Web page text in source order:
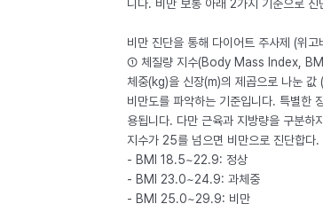
니다. 비만 보통 아래 2가지 기준으로 진
비만 진단을 통해 다이어트 주사제 (위
① 체질량 지수(Body Mass Index,
체중(kg)을 신장(m)의 제곱으로 나눈
비만도를 파악하는 기준입니다. 특별한
용됩니다. 다만 근육과 지방량을 구분하
지수가 25를 넘으면 비만으로 진단합다.
- BMI 18.5~22.9: 정상
- BMI 23.0~24.9: 과체중
- BMI 25.0~29.9: 비만